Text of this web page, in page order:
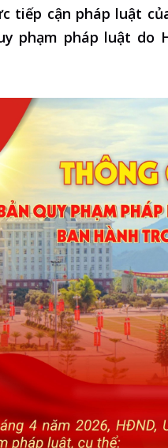
tiếp cận pháp luật
phạm pháp luật do